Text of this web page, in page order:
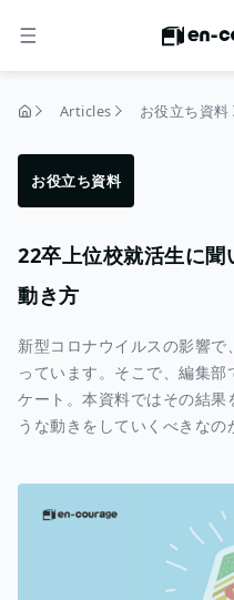
MENU
home Articles お役立ち資料
お役立ち資料
22卒上位校就活生に
動き方
新型コロナウイルスの影響で
っています。そこで、編集
ケート。本資料ではその結果
うな動きをしていくべきなの